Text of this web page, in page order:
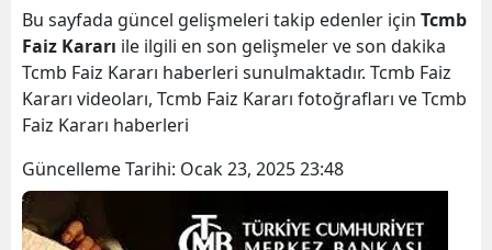
Artvin
Aydın
Balıkesir
Bingöl
Bitlis
Bu sayfada güncel gelişmeleri takip edenler için Tcmb
Faiz Kararı ile ilgili en son gelişmeler ve son dakika
Tcmb Faiz Kararı haberleri sunulmaktadır. Tcmb Faiz
Kararı videoları, Tcmb Faiz Kararı fotoğrafları ve Tcmb
Faiz Kararı haberleri
Güncelleme Tarihi: Ocak 23, 2025 23:48